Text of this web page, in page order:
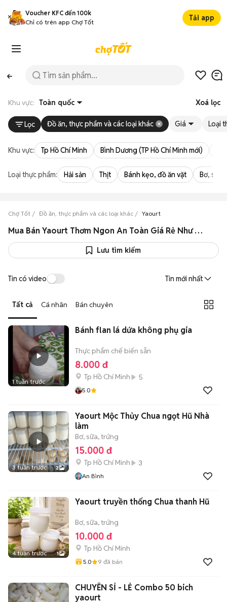
Voucher KFC đến 100k
Chỉ có trên app Chợ Tốt
Tải app
Khu vực: Toàn quốc Xoá lọc
Lọc Đồ ăn, thực phẩm và các loại khác Giá Loại
Khu vực: Tp Hồ Chí Minh Bình Dương (TP Hồ Chí Minh mới)
Loại thực phẩm: Hải sản Thịt Bánh kẹo, đồ ăn vặt Bơ,
Chợ Tốt Đồ ăn, thực phẩm và các loại khác Yaourt
Mua Bán Yaourt Thơm Ngon An Toàn Giá Rẻ Như Giá Sỉ
Lưu tìm kiếm
Tin có video Tin mới nhất
Tất cả Cá nhân Bán chuyên
1 tuần trước
Bánh flan lá dứa không phụ gia
Thực phẩm chế biến sẵn
8.000 đ
Tp Hồ Chí Minh 5
5.0
3 tuần trước 2
Yaourt Mộc Thủy Chua ngọt Hũ Nhà
làm
Bơ, sữa, trứng
15.000 đ
Tp Hồ Chí Minh 3
An Bình
4 tuần trước 1
Yaourt truyền thống Chua thanh Hũ
Bơ, sữa, trứng
10.000 đ
Tp Hồ Chí Minh
5.0 9 đã bán
CHUYÊN SỈ - LẺ Combo 50 bich
yaourt